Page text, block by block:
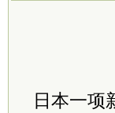
日本一项